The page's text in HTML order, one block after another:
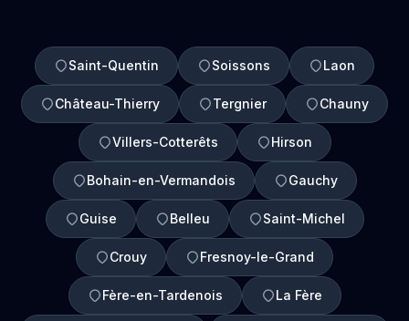
Saint-Quentin Soissons Laon
Château-Thierry Tergnier Chauny
Villers-Cotterêts Hirson
Bohain-en-Vermandois Gauchy
Guise Belleu Saint-Michel
Crouy Fresnoy-le-Grand
Fère-en-Tardenois La Fère